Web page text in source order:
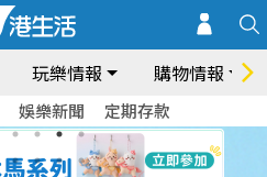
玩樂情報 購物情報
娛樂新聞 定期存款